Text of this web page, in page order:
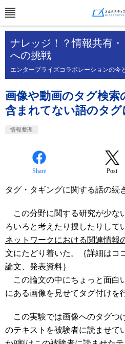
ナレッジ！？情報共有
への挑戦
エンタープライズコラボレーションの今
画像や動画のタグ検索
含まれてない語のタグ
情報整理
Share Post
タグ・タギングに関する話の続
この分野に関する研究が少な
ろいろと考えたり捜したりして
ネットワークにおける関連情報
文にたどり着いた。｛詳細はコ
論文
発表資料｝
この論文の中にちょっと面白
にある画像を見せてタグ付けを
この実験では画像へのタグつ
のテキストを被験者に読ませて